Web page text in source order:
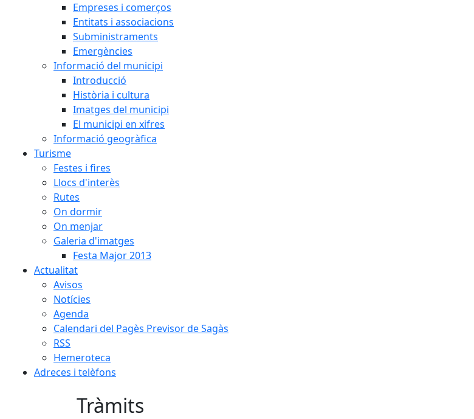
Empreses i comerços
Entitats i associacions
Subministraments
Emergències
Informació del municipi
Introducció
Història i cultura
Imatges del municipi
El municipi en xifres
Informació geogràfica
Turisme
Festes i fires
Llocs d'interès
Rutes
On dormir
On menjar
Galeria d'imatges
Festa Major 2013
Actualitat
Avisos
Notícies
Agenda
Calendari del Pagès Previsor de Sagàs
RSS
Hemeroteca
Adreces i telèfons
Tràmits